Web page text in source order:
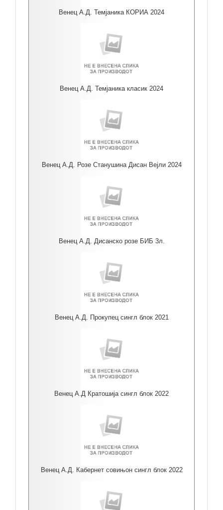
Венец А.Д. Темјаника КОРИА 2024
Венец А.Д. Темјаника класик 2024
Венец А.Д. Розе Станушина Дисан Вејли 2024
Венец А.Д. Дисанско розе БИБ 3л.
Венец А.Д. Прокупец сингл блок 2021
Венец А.Д Кратошија сингл блок 2022
Венец А.Д. Кабернет совињон сингл блок 2022